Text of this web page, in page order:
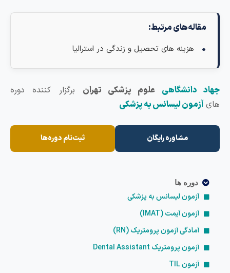
مقاله‌های مرتبط:
هزینه های تحصیل و زندگی در استرالیا
دانشگاهیعلوم پزشکی تهرانبرگزار کننده دوره
آزمون لیسانس به پزشکی
مشاوره رایگان ثبت‌نام دوره‌ها
دوره ها
آزمون لیسانس به پزشکی
آزمون آیمت (IMAT)
آمادگی آزمون پرومتریک (RN)
آزمون پرومتریک Dental Assistant
آزمون TIL